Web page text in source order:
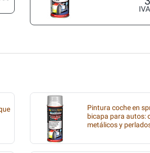
Pintura coche en
bicapa para autos:
metálicos y